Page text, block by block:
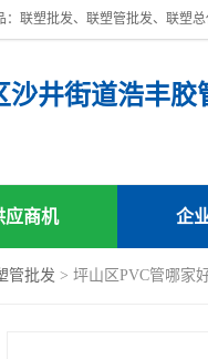
沙井街道浩丰胶
应商机 企
管批发 > 坪山区PVC管哪家